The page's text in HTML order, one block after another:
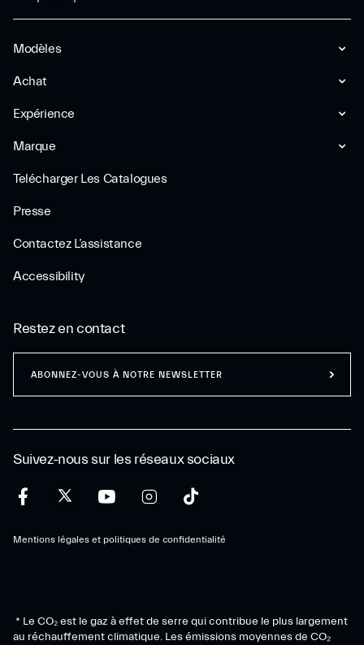
Modèles
Achat
Expérience
Marque
Telécharger Les Catalogues
Presse
Contactez L’assistance
Accessibility
Suivez-nous sur les réseaux sociaux
Mentions légales et politiques de confidentialité
Restez en contact
ABONNEZ-VOUS À NOTRE NEWSLETTER
* Le CO₂ est le gaz à effet de serre qui contribue le plus largement
au réchauffement climatique. Les émissions moyennes de CO₂